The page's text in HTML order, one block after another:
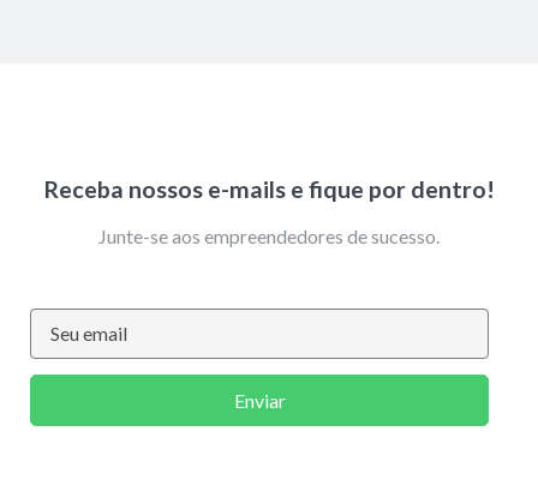
Receba nossos e-mails e fique por dentro!
Junte-se aos empreendedores de sucesso.
Enviar